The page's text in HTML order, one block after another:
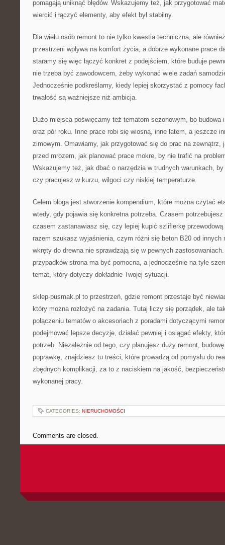
pomagają uniknąć błędów. Wskazujemy też, jak przygotować
wiercić i łączyć elementy, aby efekt był stabilny.
Dla wielu osób remont to nie tylko kwestia techniczna, ale
przestrzeni wpływa na komfort życia, a dobrze wykonane prace
staramy się więc łączyć konkret z podejściem, które buduje
nie trzeba być zawodowcem, żeby wykonać wiele zadań
Jednocześnie podkreślamy, kiedy lepiej skorzystać z pomocy
trwałość są ważniejsze niż ambicja.
Dużo miejsca poświęcamy też tematom sezonowym, bo budowa
oraz pór roku. Inne prace robi się wiosną, inne latem, a jeszcze
zimowym. Omawiamy, jak przygotować się do prac na zewnątrz,
przed mrozem, jak planować prace mokre, by nie trafić na
Wskazujemy też, jak dbać o narzędzia w trudnych warunkach, by
czy pracujesz w kurzu, wilgoci czy niskiej temperaturze.
Celem bloga jest stworzenie kompendium, które można czytać
wtedy, gdy pojawia się konkretna potrzeba. Czasem potrzebujesz
czasem zastanawiasz się, czy lepiej kupić szlifierkę
razem szukasz wyjaśnienia, czym różni się beton B20 od innych
wkręty do drewna nie sprawdzają się w pewnych
przypadków strona ma być pomocna, a jednocześnie na tyle
temat, który dotyczy dokładnie Twojej sytuacji.
sklep-pusmak.pl to przestrzeń, gdzie remont przestaje być
który można rozłożyć na zadania. Tutaj liczy się porządek, ale
połączeniu tematów o akcesoriach z poradami dotyczącymi
podejmować lepsze decyzje, działać pewniej i osiągać efekty,
potrzeb. Niezależnie od tego, czy planujesz duży remont,
poprawkę, znajdziesz tu treści, które prowadzą od pomysłu do
zbędnych komplikacji, za to z naciskiem na jakość,
wykonanej pracy.
CATEGORIES: NIERUCHOMOŚCI
Comments are closed.